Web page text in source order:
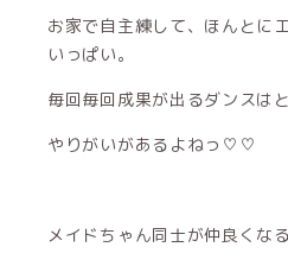
お家で自主練して、ほんとに
いっぱい。
毎回毎回成果が出るダンスは
やりがいがあるよねっ♡♡
メイドちゃん同士が仲良くな